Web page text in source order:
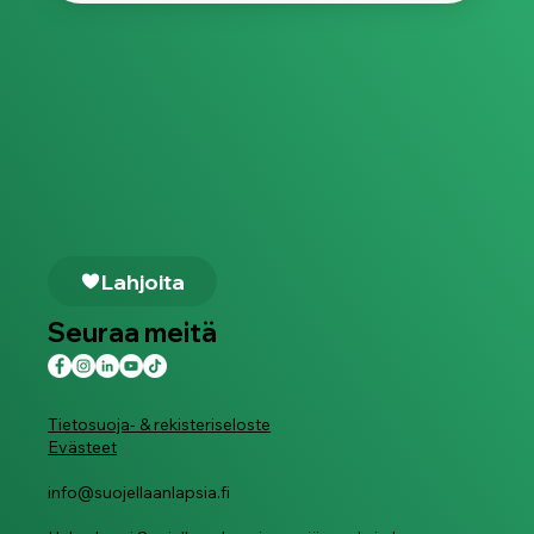
Tietosuoja- & rekisteriseloste
Evästeet
info@suojellaanlapsia.fi
Lahjoita
Seuraa meitä